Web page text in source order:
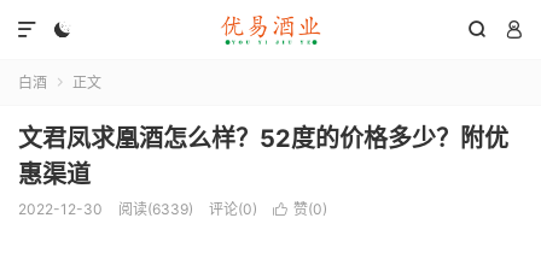
  

白酒  正文
文君凤求凰酒怎么样？52度的价格多少？附优
惠渠道
2022-12-30 阅读(6339) 评论(0)  赞(0)